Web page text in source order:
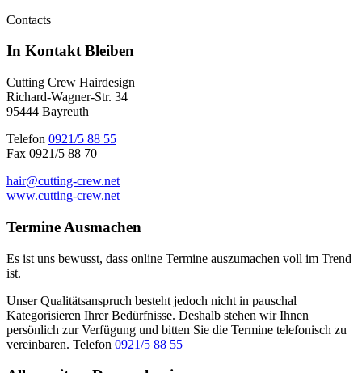
Contacts
In KontaktBleiben
Cutting Crew Hairdesign
Richard-Wagner-Str. 34
95444 Bayreuth
Telefon 0921/5 88 55
Fax 0921/5 88 70
hair@cutting-crew.net
www.cutting-crew.net
Termine Ausmachen
Es ist uns bewusst, dass online Termine auszumachen voll im Trend
ist.
Unser Qualitätsanspruch besteht jedoch nicht in pauschal
Kategorisieren Ihrer Bedürfnisse. Deshalb stehen wir Ihnen
persönlich zur Verfügung und bitten Sie die Termine telefonisch zu
vereinbaren. Telefon 0921/5 88 55